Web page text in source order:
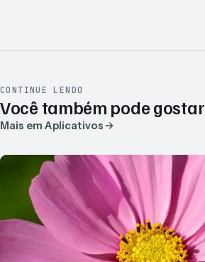
CONTINUE LENDO
Você também pode gostar
Mais em Aplicativos